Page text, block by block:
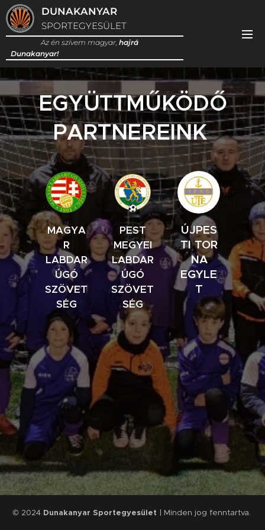
DUNAKANYAR
SPORTEGYESÜLET
Az én szívem magyar, hajrá
Dunakanyar!
EGYÜTTMŰKÖDŐ
PARTNEREINK
MAGYA
R
LABDAR
ÚGÓ
SZÖVET
SÉG
PEST
MEGYEI
LABDAR
ÚGÓ
SZÖVET
SÉG
ÚJPES
TI TOR
NA
EGYLE
T
© 2024 Dunakanyar Sportegyesület | Minden jog fenntartva.